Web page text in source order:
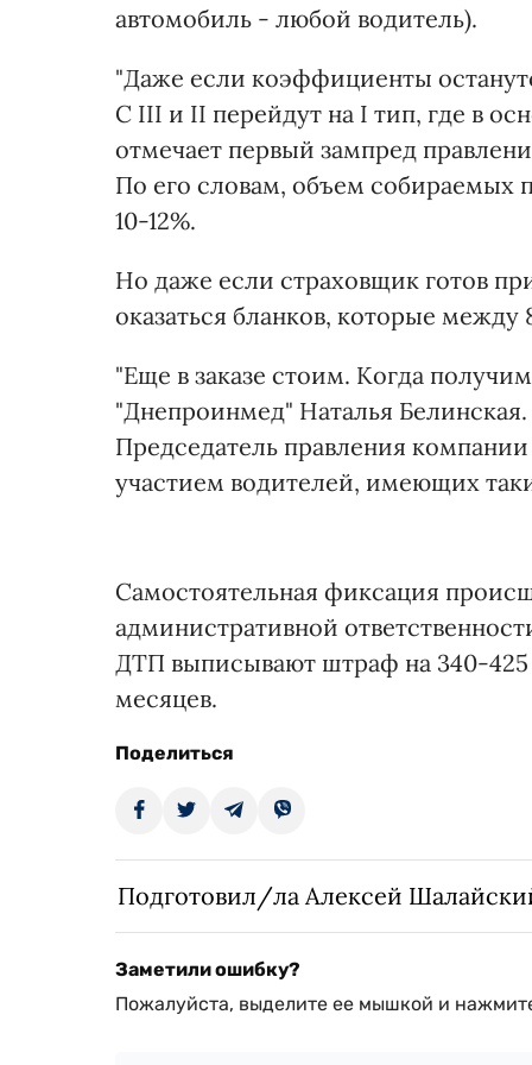
автомобиль - любой водитель).
"Даже если коэффициенты
С III и II перейдут на I тип, где в
отмечает первый зампред
По его словам, объем собираемых
10-12%.
Но даже если страховщик готов
оказаться бланков, которые
"Еще в заказе стоим. Когда
"Днепроинмед" Наталья
Председатель правления
участием водителей, имеющих
Самостоятельная фиксация
административной
ДТП выписывают штраф на 340-425
месяцев.
Поделиться
Подготовил/ла Алексей
Заметили ошибку?
Пожалуйста, выделите ее мышкой и